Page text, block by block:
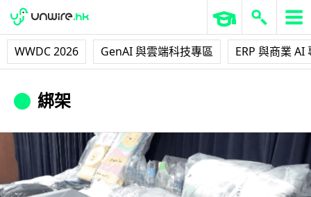
WWDC 2026 GenAI 與雲端科技專區 ERP 與商業 AI
綁架